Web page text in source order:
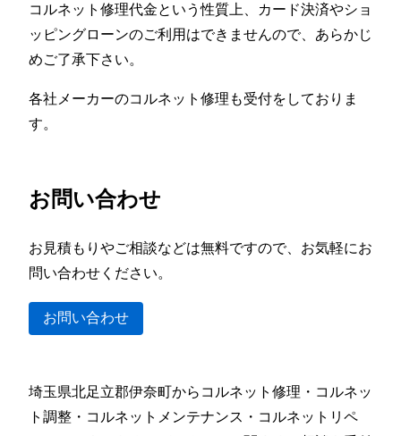
コルネット修理代金という性質上、カード決済やショ
ッピングローンのご利用はできませんので、あらかじ
めご了承下さい。
各社メーカーのコルネット修理も受付をしておりま
す。
お問い合わせ
お見積もりやご相談などは無料ですので、お気軽にお
問い合わせください。
お問い合わせ
埼玉県北足立郡伊奈町からコルネット修理・コルネッ
ト調整・コルネットメンテナンス・コルネットリペ